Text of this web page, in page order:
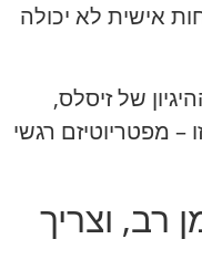
אישית לא יכולה
של זיסלס,
– מפטריוטיזם רגשי
רב, וצריך